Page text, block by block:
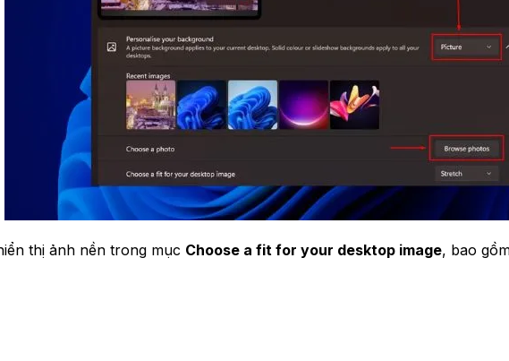
thị ảnh nền trong mục Choose a fit for your desktop image, bao